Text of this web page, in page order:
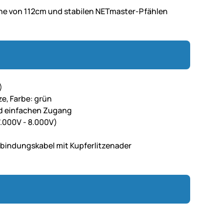
von 112cm und stabilen NETmaster-Pfählen
Farbe: grün
einfachen Zugang
- 8.000V)
mit Kupferlitzenader